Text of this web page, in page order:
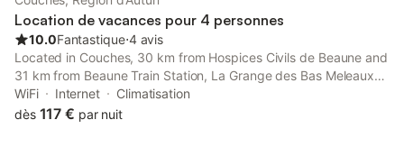
siècle, iconique bâtisse historique des lieux). Composition :
Maison de village m
Location de vacances pour 4 personnes
10.0Fantastique⋅4 avis
Located in Couches, 30 km from Hospices Civils de Beaune and
31 km from Beaune Train Station, La Grange des Bas Meleaux
offers a garden and air conditioning.
WiFi Internet
Climatisation
dès 117 € par nuit